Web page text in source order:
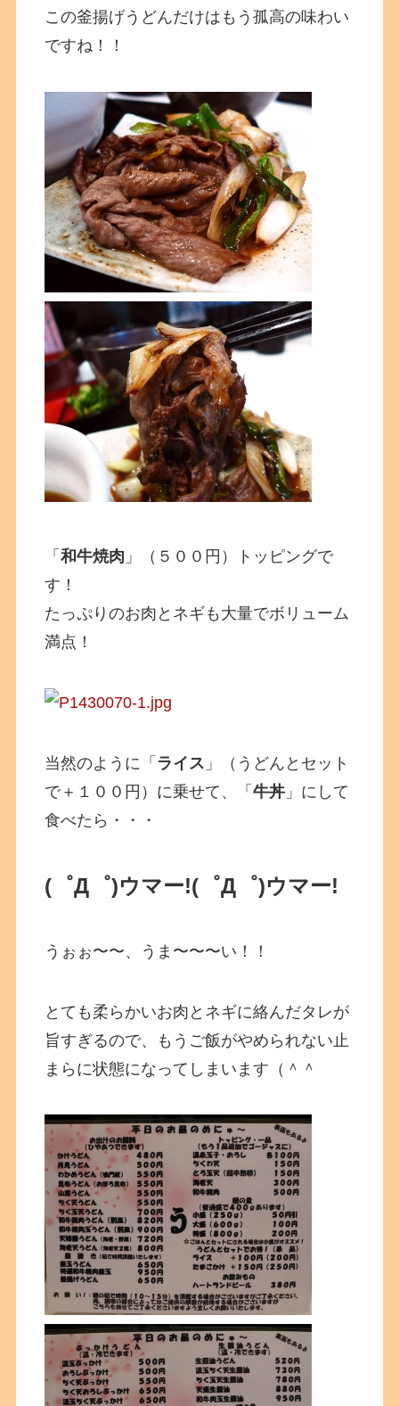
この釜揚げうどんだけはもう孤高の味わい
ですね！！
「和牛焼肉 」（５００円）トッピングで
す！
たっぷりのお肉とネギも大量でボリューム
満点！
当然のように「 ライス 」（うどんとセット
で＋１００円）に乗せて、「牛丼 」にして
食べたら・・・
(゜Д゜)ウマー!(゜Д゜)ウマー!
うぉぉ〜〜、うま〜〜〜い！！
とても柔らかいお肉とネギに絡んだタレが
旨すぎるので、もうご飯がやめられない止
まらに状態になってしまいます（＾＾